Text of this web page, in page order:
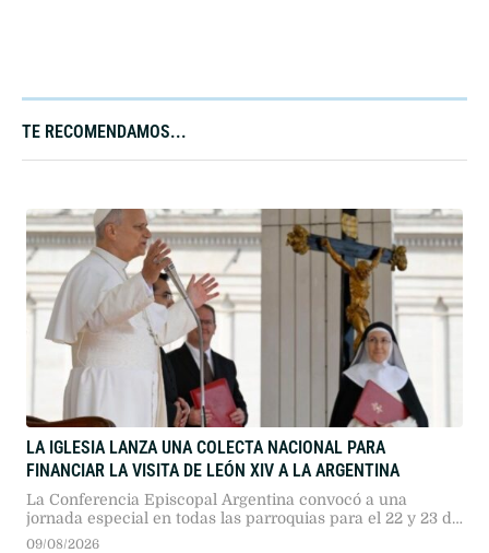
TE RECOMENDAMOS...
LA IGLESIA LANZA UNA COLECTA NACIONAL PARA
FINANCIAR LA VISITA DE LEÓN XIV A LA ARGENTINA
La Conferencia Episcopal Argentina convocó a una
jornada especial en todas las parroquias para el 22 y 23 de
agosto. El Pontífice arribará en noviembre tras 39 años sin
09/08/2026